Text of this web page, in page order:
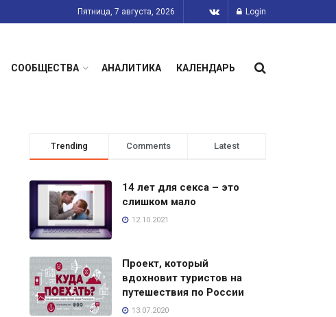
Пятница, 7 августа, 2026 Login
СООБЩЕСТВА АНАЛИТИКА КАЛЕНДАРЬ
Trending Comments Latest
14 лет для секса – это
слишком мало
12.10.2021
Проект, который
вдохновит туристов на
путешествия по России
13.07.2020